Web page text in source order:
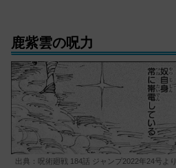
鹿紫雲の呪力
出典：呪術廻戦 184話 ジャンプ2022年24号より